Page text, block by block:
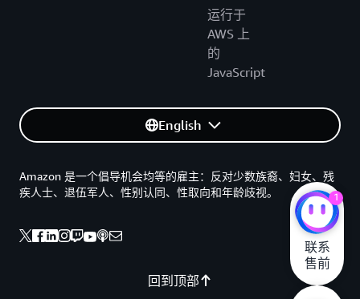
运行于
AWS 上
的
JavaScript
English
回到顶部
Amazon 是一个倡导机会均等的雇主：反对少数族裔、妇女、残
疾人士、退伍军人、性别认同、性取向和年龄歧视。
1
联系
售前